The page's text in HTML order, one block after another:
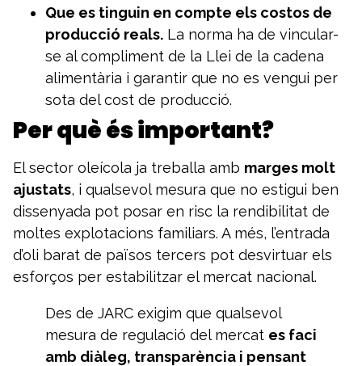
Que es tinguin en compte els costos de
producció reals. La norma ha de vincular-
se al compliment de la Llei de la cadena
alimentària i garantir que no es vengui per
sota del cost de producció.
Per què és important?
El sector oleícola ja treballa amb marges molt
ajustats, i qualsevol mesura que no estigui ben
dissenyada pot posar en risc la rendibilitat de
moltes explotacions familiars. A més, l’entrada
d’oli barat de països tercers pot desvirtuar els
esforços per estabilitzar el mercat nacional.
Des de JARC exigim que qualsevol
mesura de regulació del mercat es faci
amb diàleg, transparència i pensant